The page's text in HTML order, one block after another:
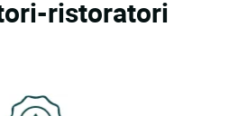
ristoratori